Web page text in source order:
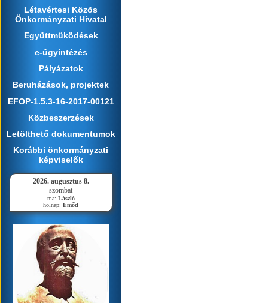
Létavértesi Közös
Önkormányzati Hivatal
Együttműködések
e-ügyintézés
Pályázatok
Beruházások, projektek
EFOP-1.5.3-16-2017-00121
Közbeszerzések
Letölthető dokumentumok
Korábbi önkormányzati
képviselők
2026. augusztus 8.
szombat
ma: László
holnap:Emőd